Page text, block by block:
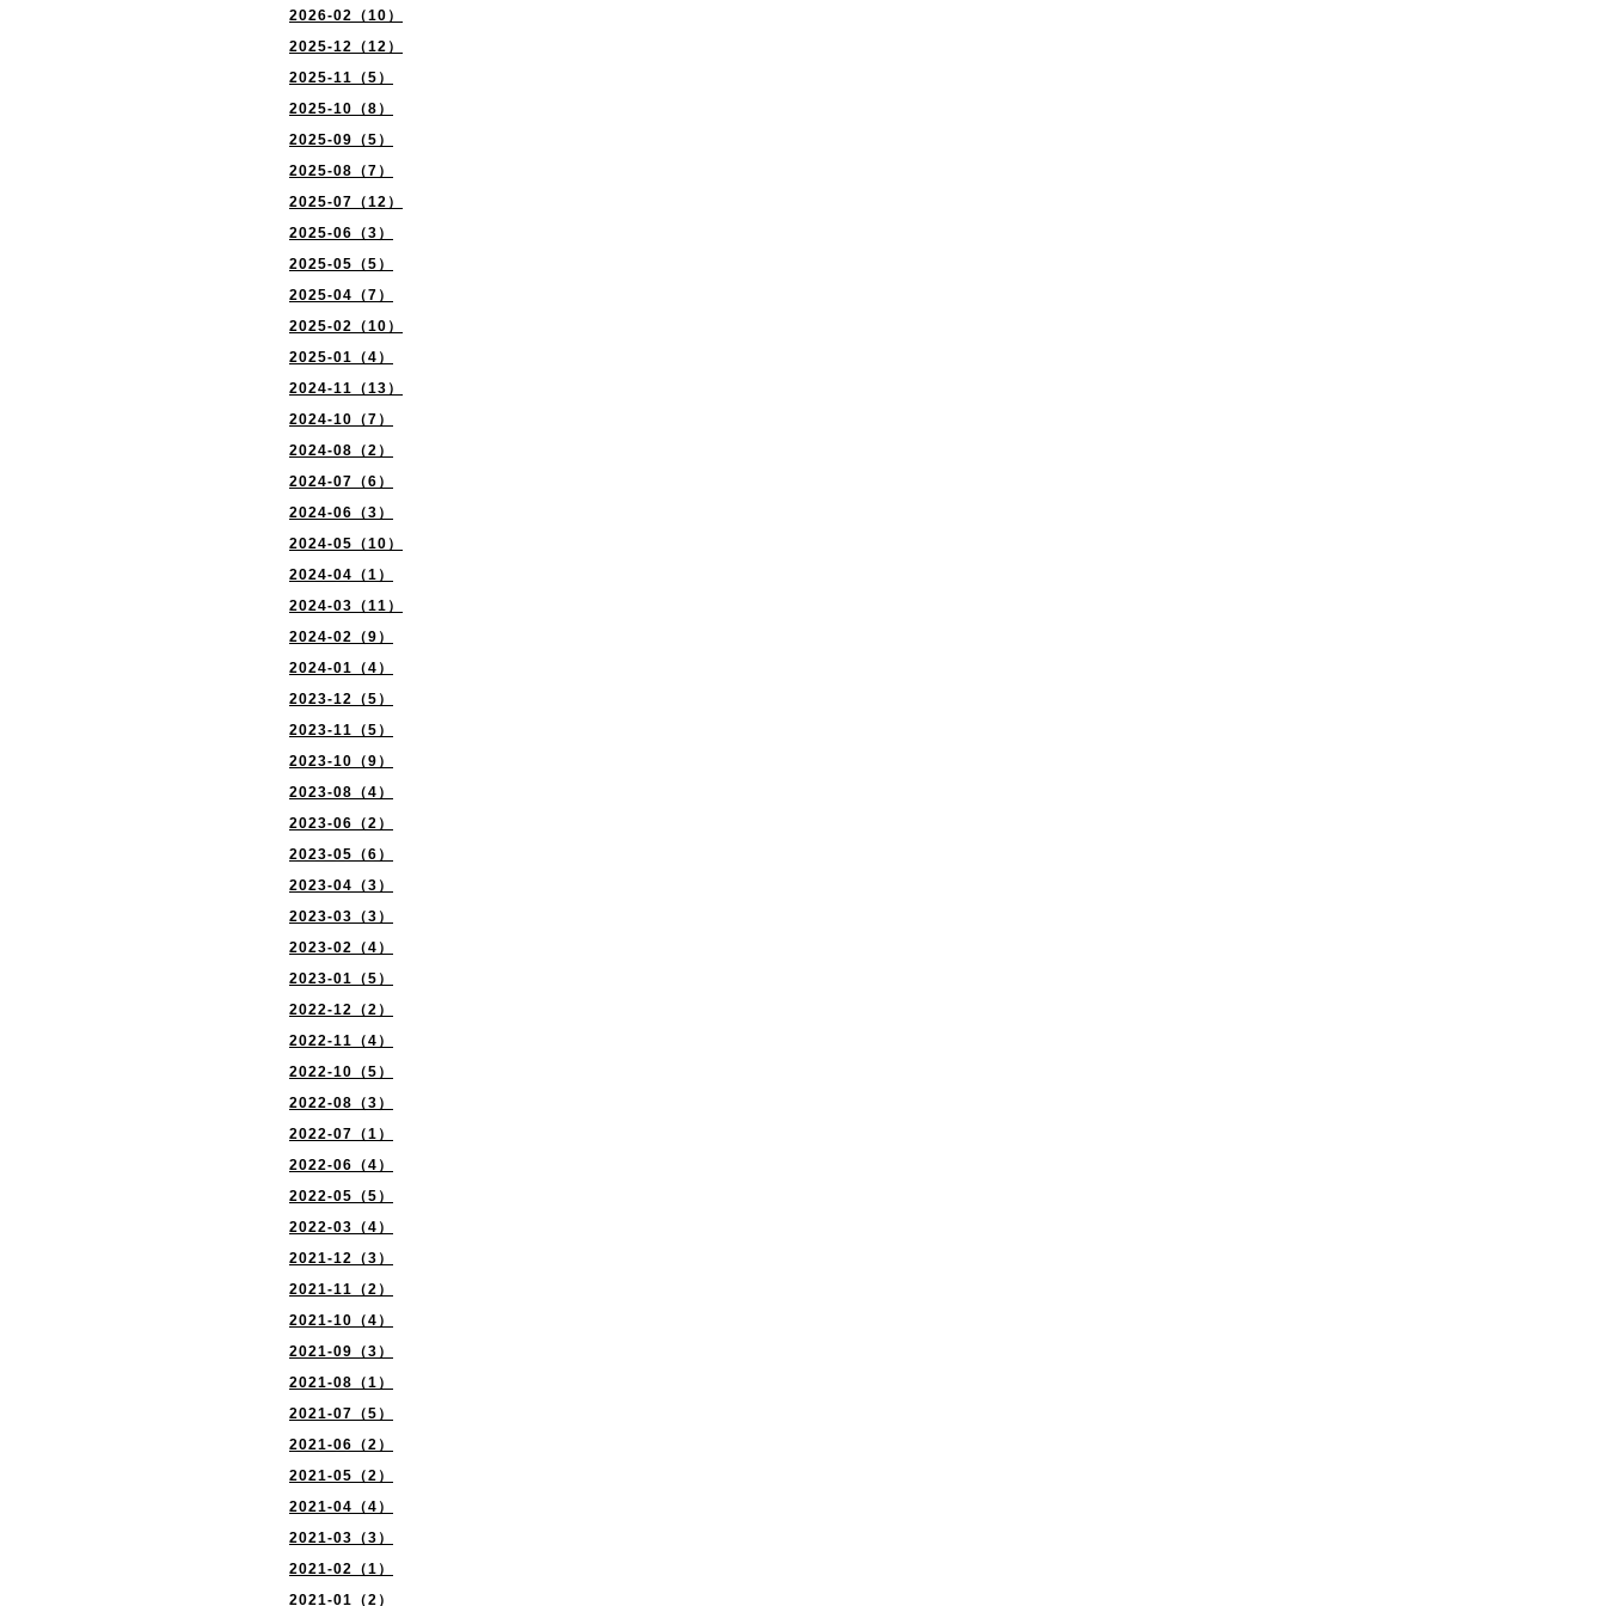
2026-02（10）
2025-12（12）
2025-11（5）
2025-10（8）
2025-09（5）
2025-08（7）
2025-07（12）
2025-06（3）
2025-05（5）
2025-04（7）
2025-02（10）
2025-01（4）
2024-11（13）
2024-10（7）
2024-08（2）
2024-07（6）
2024-06（3）
2024-05（10）
2024-04（1）
2024-03（11）
2024-02（9）
2024-01（4）
2023-12（5）
2023-11（5）
2023-10（9）
2023-08（4）
2023-06（2）
2023-05（6）
2023-04（3）
2023-03（3）
2023-02（4）
2023-01（5）
2022-12（2）
2022-11（4）
2022-10（5）
2022-08（3）
2022-07（1）
2022-06（4）
2022-05（5）
2022-03（4）
2021-12（3）
2021-11（2）
2021-10（4）
2021-09（3）
2021-08（1）
2021-07（5）
2021-06（2）
2021-05（2）
2021-04（4）
2021-03（3）
2021-02（1）
2021-01（2）